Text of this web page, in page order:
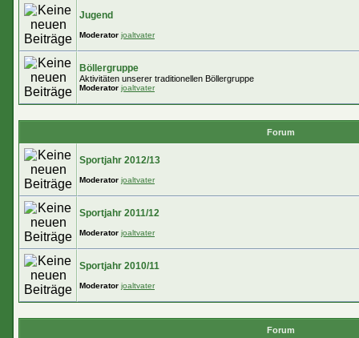
Jugend
Moderator joaltvater
Böllergruppe
Aktivitäten unserer traditionellen Böllergruppe
Moderator joaltvater
Forum
Sportjahr 2012/13
Moderator joaltvater
Sportjahr 2011/12
Moderator joaltvater
Sportjahr 2010/11
Moderator joaltvater
Forum